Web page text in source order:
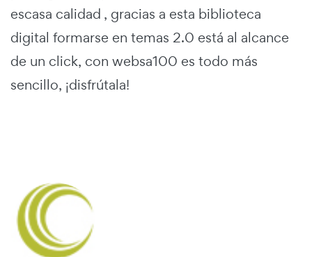
escasa calidad , gracias a esta biblioteca
digital formarse en temas 2.0 está al alcance
de un click, con websa100 es todo más
sencillo, ¡disfrútala!